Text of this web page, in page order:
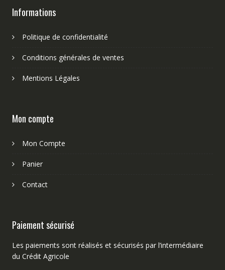
Informations
Politique de confidentialité
Conditions générales de ventes
Mentions Légales
Mon compte
Mon Compte
Panier
Contact
Paiement sécurisé
Les paiements sont réalisés et sécurisés par l’intermédiaire
du Crédit Agricole